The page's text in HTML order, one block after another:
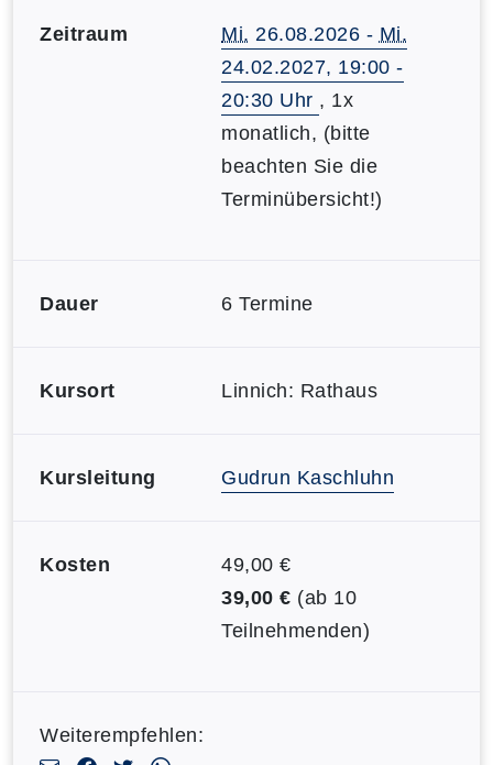
Zeitraum Mi. 26.08.2026 - Mi.
24.02.2027, 19:00 -
20:30 Uhr , 1x
monatlich, (bitte
beachten Sie die
Terminübersicht!)
Dauer 6 Termine
Kursort Linnich: Rathaus
Kursleitung Gudrun Kaschluhn
Kosten
49,00 €
39,00 € (ab 10
Teilnehmenden)
Weiterempfehlen: